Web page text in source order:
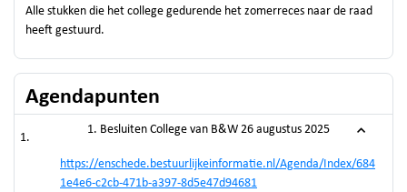
Alle stukken die het college gedurende het zomerreces naar de raad
heeft gestuurd.
Agendapunten
1. Besluiten College van B&W 26 augustus 2025
https://enschede.bestuurlijkeinformatie.nl/Agenda/Index/684
1e4e6-c2cb-471b-a397-8d5e47d94681